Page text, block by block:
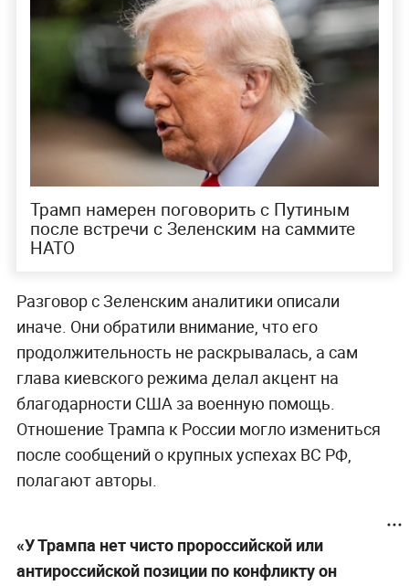
Трамп намерен поговорить с Путиным
после встречи с Зеленским на саммите
НАТО
Разговор с Зеленским аналитики описали
иначе. Они обратили внимание, что его
продолжительность не раскрывалась, а сам
глава киевского режима делал акцент на
благодарности США за военную помощь.
Отношение Трампа к России могло измениться
после сообщений о крупных успехах ВС РФ,
полагают авторы.
«У Трампа нет чисто пророссийской или
антироссийской позиции по конфликту он